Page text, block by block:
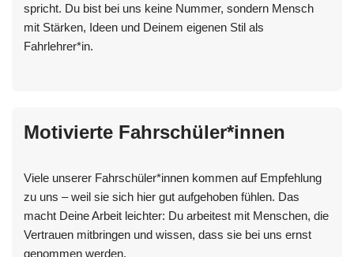
spricht. Du bist bei uns keine Nummer, sondern Mensch
mit Stärken, Ideen und Deinem eigenen Stil als
Fahrlehrer*in.
Motivierte Fahrschüler*innen
Viele unserer Fahrschüler*innen kommen auf Empfehlung
zu uns – weil sie sich hier gut aufgehoben fühlen. Das
macht Deine Arbeit leichter: Du arbeitest mit Menschen, die
Vertrauen mitbringen und wissen, dass sie bei uns ernst
genommen werden.